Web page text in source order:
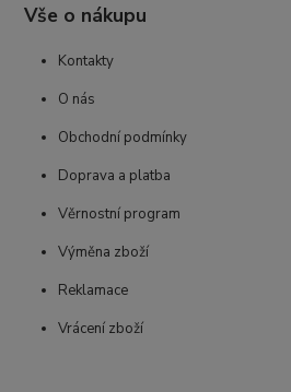
Vše o nákupu
Kontakty
O nás
Obchodní podmínky
Doprava a platba
Věrnostní program
Výměna zboží
Reklamace
Vrácení zboží